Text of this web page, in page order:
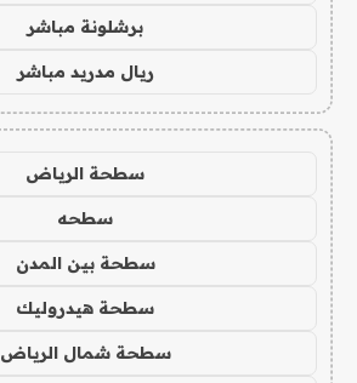
برشلونة مباشر
ريال مدريد مباشر
سطحة الرياض
سطحه
سطحة بين المدن
سطحة هيدروليك
سطحة شمال الرياض